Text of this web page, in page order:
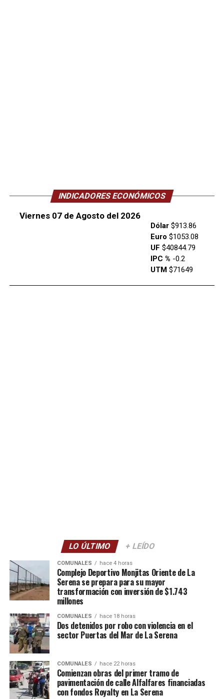
INDICADORES ECONÓMICOS
Viernes 07 de Agosto del 2026
Dólar$913.86
Euro $1053.08
UF $40844.79
IPC % -0.2
UTM $71649
LO ÚLTIMO + LEÍDO
COMUNALES hace 4 horas
Complejo Deportivo Monjitas Oriente de La
Serena se prepara para su mayor
transformación con inversión de $1.743
millones
COMUNALES hace 18 horas
Dos detenidos por robo con violencia en el
sector Puertas del Mar de La Serena
COMUNALES hace 22 horas
Comienzan obras del primer tramo de
pavimentación de calle Alfalfares financiadas
con fondos Royalty en La Serena